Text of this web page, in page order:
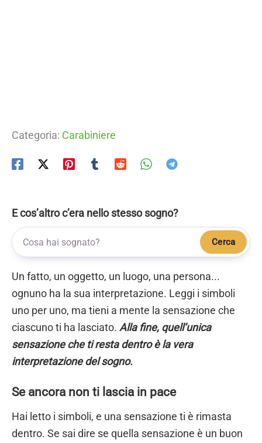
Categoria: Carabiniere
E cos’altro c’era nello stesso sogno?
Cerca
Un fatto, un oggetto, un luogo, una persona...
ognuno ha la sua interpretazione. Leggi i simboli
uno per uno, ma tieni a mente la sensazione che
ciascuno ti ha lasciato. Alla fine, quell’unica
sensazione che ti resta dentro è la vera
interpretazione del sogno.
Se ancora non ti lascia in pace
Hai letto i simboli, e una sensazione ti è rimasta
dentro. Se sai dire se quella sensazione è un buon